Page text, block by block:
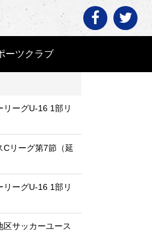
ーツクラブ
Home >
ーグU-16 1部リ
Cリーグ第7節（延
ーグU-16 1部リ
サッカーユース